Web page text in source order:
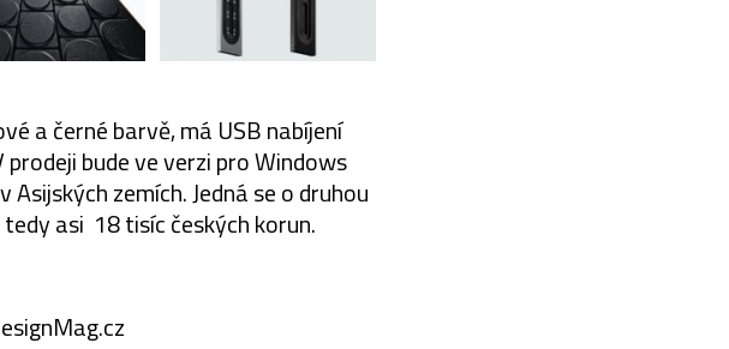
a černé barvě, má USB nabíjení
bude ve verzi pro Windows
zemích. Jedná se o druhou
asi 18 tisíc českých korun.